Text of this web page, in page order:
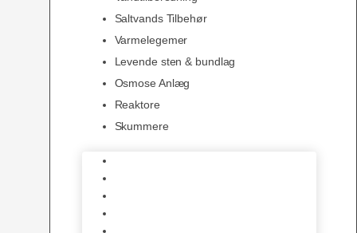
Saltvands Tilbehør
Varmelegemer
Levende sten & bundlag
Osmose Anlæg
Reaktore
Skummere